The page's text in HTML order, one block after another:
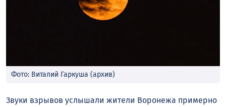
Фото: Виталий Гаркуша (архив)
Звуки взрывов услышали жители Воронежа примерно